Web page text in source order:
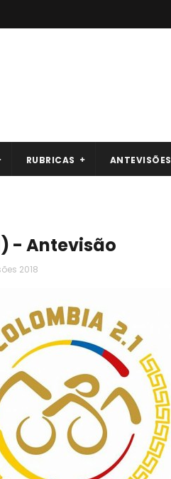
RUBRICAS ANTEVISÕES
- Antevisão
2018